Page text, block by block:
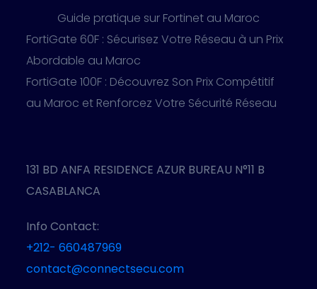
Guide pratique sur Fortinet au Maroc
FortiGate 60F : Sécurisez Votre Réseau à un Prix
Abordable au Maroc
FortiGate 100F : Découvrez Son Prix Compétitif
au Maroc et Renforcez Votre Sécurité Réseau
131 BD ANFA RESIDENCE AZUR BUREAU N°11 B
CASABLANCA
Info Contact:
+212- 660487969
contact@connectsecu.com